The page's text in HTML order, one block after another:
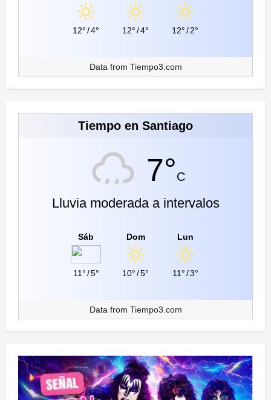
12°/4° 12°/4° 12°/2°
Data from Tiempo3.com
Tiempo en Santiago
7°C
Lluvia moderada a intervalos
Sáb
11°/5°
Dom
10°/5°
Lun
11°/3°
Data from Tiempo3.com